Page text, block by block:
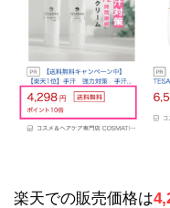
楽天での販売価格は